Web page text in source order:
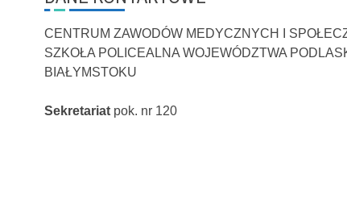
CENTRUM ZAWODÓW MEDYCZNYCH I
SZKOŁA POLICEALNA WOJEWÓDZTWA
BIAŁYMSTOKU
Sekretariat pok. nr 120